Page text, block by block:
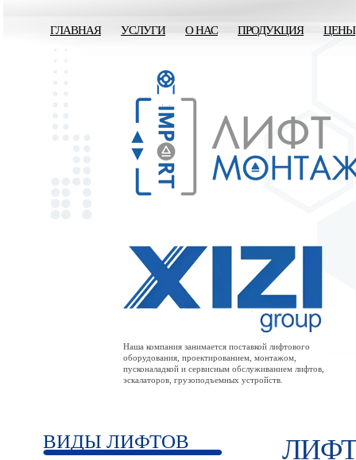
ГЛАВНАЯ УСЛУГИ О НАС ПРОДУКЦИЯ ЦЕНЫ
Наша компания занимается поставкой лифтового
оборудования, проектированием, монтажом,
пусконаладкой и сервисным обслуживанием лифтов,
эскалаторов, грузоподъемных устройств.
ВИДЫ ЛИФТОВ